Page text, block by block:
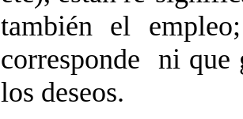
también el
corresponde ni que
los deseos.